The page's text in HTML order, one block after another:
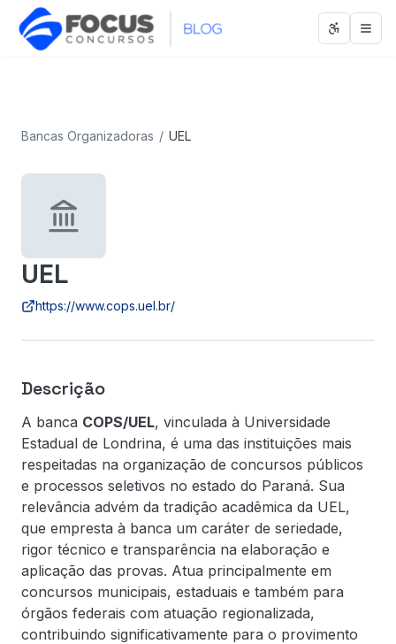
Abrir
Bancas Organizadoras / UEL
UEL
https://www.cops.uel.br/
Descrição
A banca COPS/UEL, vinculada à Universidade
Estadual de Londrina, é uma das instituições mais
respeitadas na organização de concursos públicos
e processos seletivos no estado do Paraná. Sua
relevância advém da tradição acadêmica da UEL,
que empresta à banca um caráter de seriedade,
rigor técnico e transparência na elaboração e
aplicação das provas. Atua principalmente em
concursos municipais, estaduais e também para
órgãos federais com atuação regionalizada,
contribuindo significativamente para o provimento